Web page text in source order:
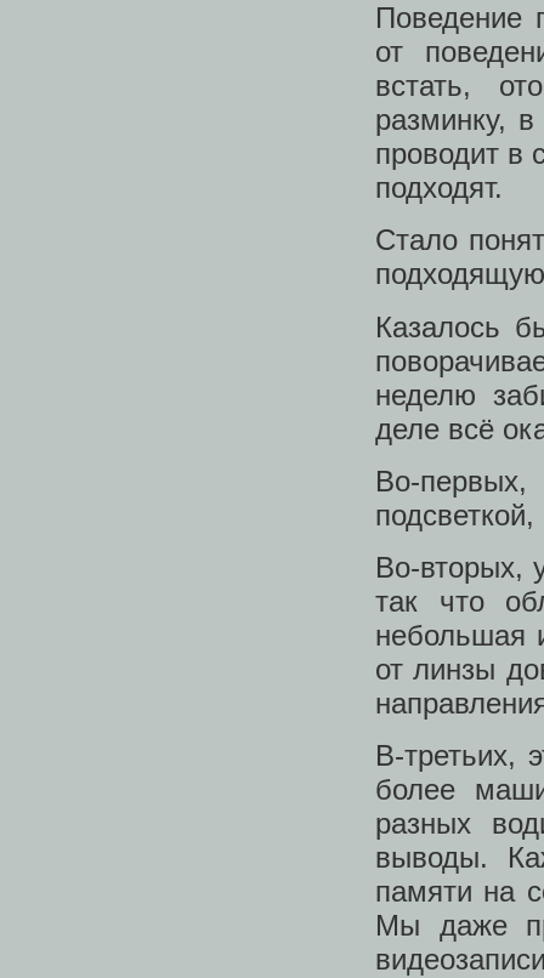
Поведение
от
встать,
разминку,
проводит в
подходят.
Стало
Казалось
неделю
деле всё
Во-
Во-вторых,
так что
небольшая
от линзы
В-третьих,
более
разных
выводы.
памяти на
Мы даже